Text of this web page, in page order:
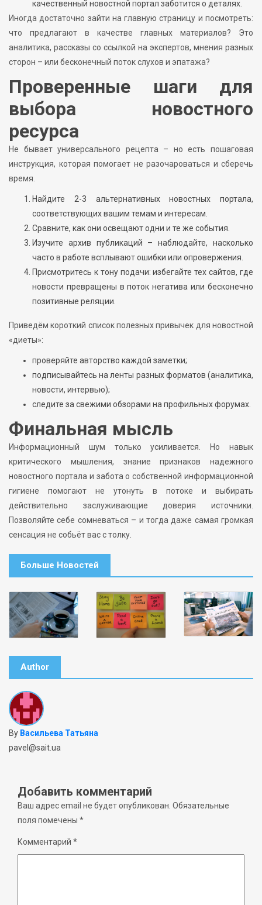
качественный новостной портал заботится о деталях.
Иногда достаточно зайти на главную страницу и посмотреть:
что предлагают в качестве главных материалов? Это
аналитика, рассказы со ссылкой на экспертов, мнения разных
сторон – или бесконечный поток слухов и эпатажа?
Проверенные шаги для
выбора новостного
ресурса
Не бывает универсального рецепта – но есть пошаговая
инструкция, которая помогает не разочароваться и сберечь
время.
Найдите 2-3 альтернативных новостных портала,
соответствующих вашим темам и интересам.
Сравните, как они освещают одни и те же события.
Изучите архив публикаций – наблюдайте, насколько
часто в работе всплывают ошибки или опровержения.
Присмотритесь к тону подачи: избегайте тех сайтов, где
новости превращены в поток негатива или бесконечно
позитивные реляции.
Приведём короткий список полезных привычек для новостной
«диеты»:
проверяйте авторство каждой заметки;
подписывайтесь на ленты разных форматов (аналитика,
новости, интервью);
следите за свежими обзорами на профильных форумах.
Финальная мысль
Информационный шум только усиливается. Но навык
критического мышления, знание признаков надежного
новостного портала и забота о собственной информационной
гигиене помогают не утонуть в потоке и выбирать
действительно заслуживающие доверия источники.
Позволяйте себе сомневаться – и тогда даже самая громкая
сенсация не собьёт вас с толку.
Больше Новостей
Author
By Васильева Татьяна
pavel@sait.ua
Добавить комментарий
Ваш адрес email не будет опубликован. Обязательные
поля помечены *
Комментарий *